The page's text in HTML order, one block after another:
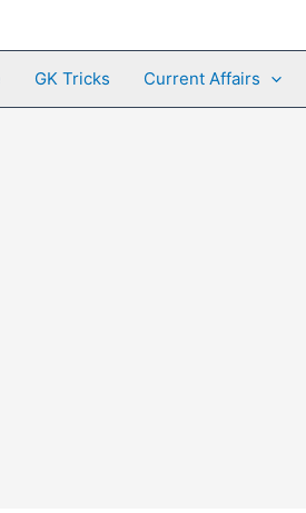
GK Tricks Current Affairs